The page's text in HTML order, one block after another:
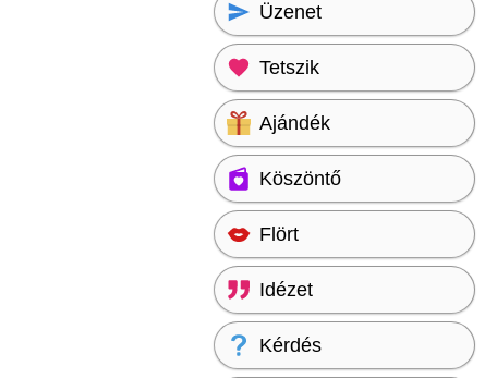
Üzenet
Tetszik
Ajándék
Köszöntő
Flört
Idézet
Kérdés